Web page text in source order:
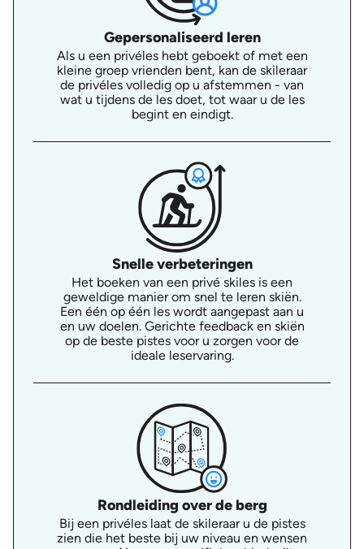
Gepersonaliseerd leren
Als u een privéles hebt geboekt of met een
kleine groep vrienden bent, kan de skileraar
de privéles volledig op u afstemmen - van
wat u tijdens de les doet, tot waar u de les
begint en eindigt.
Snelle verbeteringen
Het boeken van een privé skiles is een
geweldige manier om snel te leren skiën.
Een één op één les wordt aangepast aan u
en uw doelen. Gerichte feedback en skiën
op de beste pistes voor u zorgen voor de
ideale leservaring.
Rondleiding over de berg
Bij een privéles laat de skileraar u de pistes
zien die het beste bij uw niveau en wensen